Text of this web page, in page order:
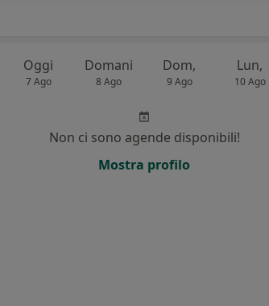
Oggi
7 Ago
Domani
8 Ago
Dom,
9 Ago
Lun,
10 Ago
Non ci sono agende disponibili!
Mostra profilo